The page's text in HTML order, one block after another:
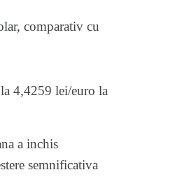
comparativ cu
4,4259 lei/euro la
a inchis
semnificativa